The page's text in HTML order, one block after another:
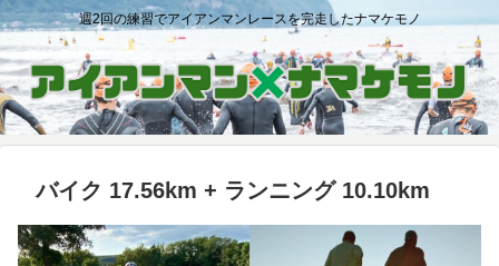
週2回の練習でアイアンマンレースを完走したナマケモノ
バイク 17.56km + ランニング 10.10km